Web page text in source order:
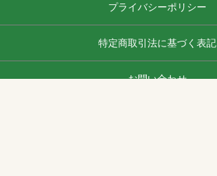
プライバシーポリシー
特定商取引法に基づく表記
お問い合わせ